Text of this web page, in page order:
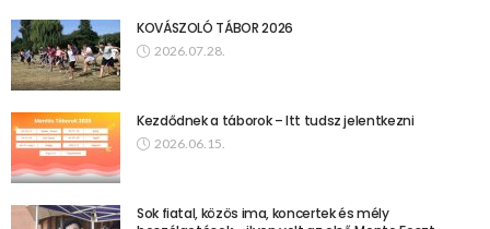
KOVÁSZOLÓ TÁBOR 2026
2026.07.28.
Kezdődnek a táborok – Itt tudsz jelentkezni
2026.06.15.
Sok fiatal, közös ima, koncertek és mély